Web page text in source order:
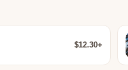
$12.30+